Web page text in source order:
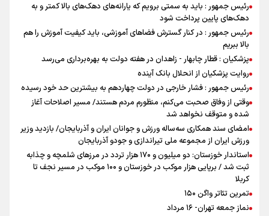
رئیس جمهور : باید به سمتی برویم که یارانه‌های دهک‌های بالا کمتر و به
دهک‌های پایین پرداخت شود
رئیس جمهور : در کنار گسترش فضاهای آموزشی، باید کیفیت آموزش را هم
بالا ببریم
پزشکیان : قطار چابهار - زاهدان در هفته دولت به بهره‌برداری می‌رسد
روایت پزشکیان از انحلال بانک آینده
رئیس جمهور : فشار خارجی در دولت چهاردهم به بیشترین حد خود رسیده
وقتی از وفاق صحبت می‌کنم، منظورم مردم هستند/ مسیر اصلاحات آغاز
شده و متوقف نخواهد شد
امضای سند همکاری سه‌ساله ورزش و جوانان ایران و آذربایجان/ بازدید وزیر
ورزش ایران از مجموعه ملی تیراندازی و جودو آذربایجان
استاندار خوزستان: دو میلیون و ۱۷۰ هزار تردد در مرزهای شلمچه و چذابه
ثبت شد / برپایی هزار موکب در خوزستان و ۱۰۰ موکب در مسیر نجف تا
کربلا
تمرین تئاتر واگن ۱۵۰
نماز جمعه تهران- ۱۶ مرداد